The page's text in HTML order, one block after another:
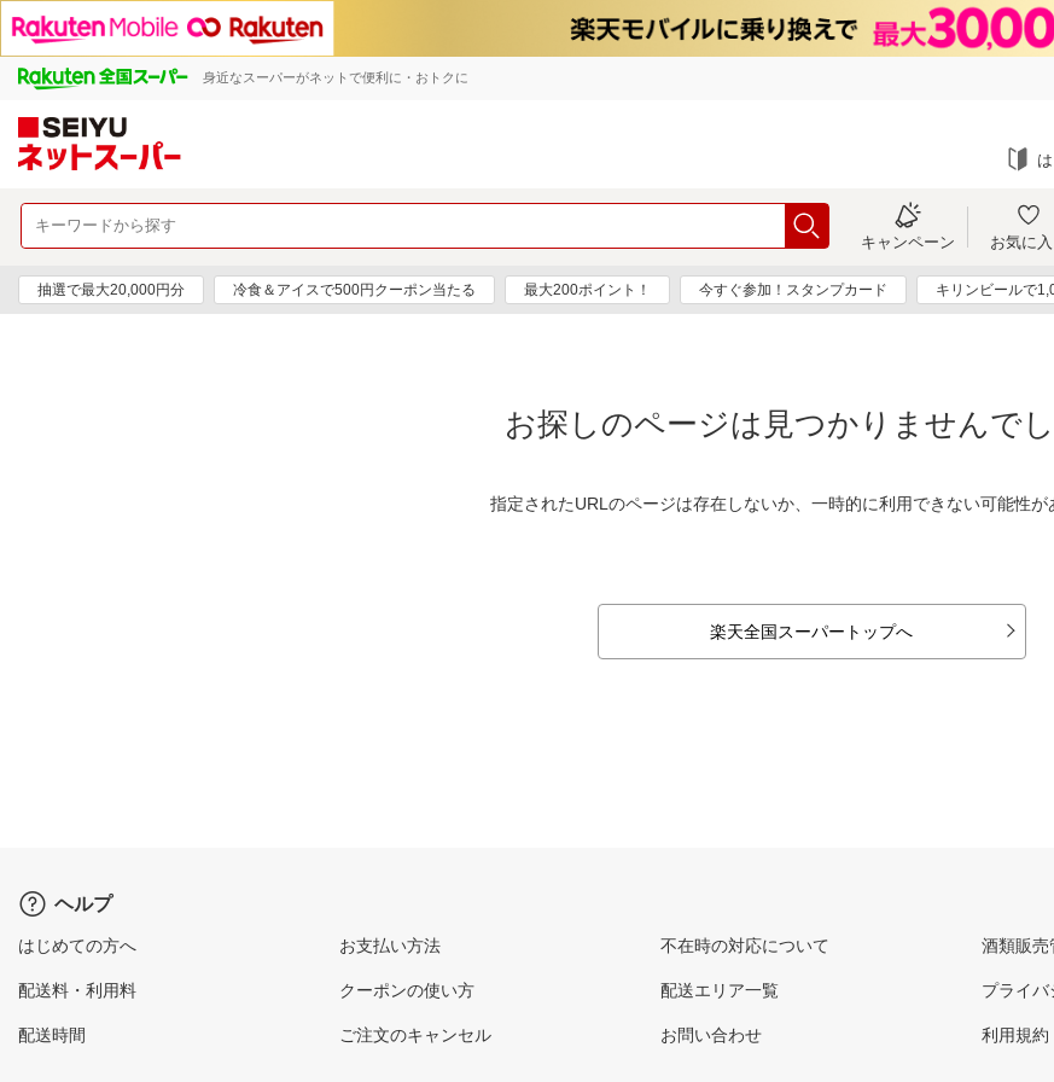
身近なスーパーがネットで便利に・おトクに
キャンペーン お気に入
抽選で最大20,000円分 冷食＆アイスで500円クーポン当たる 最大200ポイント！ 今すぐ参加！スタンプカード キリンビールで
お探しのページは見つかりませんでし
指定されたURLのページは存在しないか、一時的に利用できない可能性が
楽天全国スーパートップへ
ヘルプ
はじめての方へ
配送料・利用料
配送時間
お支払い方法
クーポンの使い方
ご注文のキャンセル
不在時の対応について
配送エリア一覧
お問い合わせ
酒類販売
プライバ
利用規約